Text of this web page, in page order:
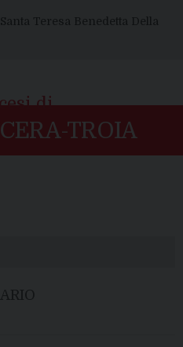
Santa Teresa Benedetta Della